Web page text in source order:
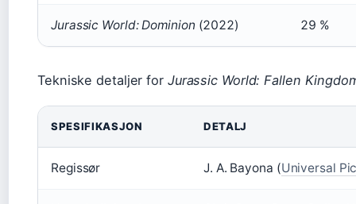
Jurassic World: Dominion (2022) 29 %
Tekniske detaljer for Jurassic World: Fallen
SPESIFIKASJON DETALJ
Regissør J. A. Bayona (Universal